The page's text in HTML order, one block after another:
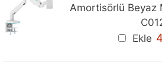
Amortisörlü Beyaz
Ekle